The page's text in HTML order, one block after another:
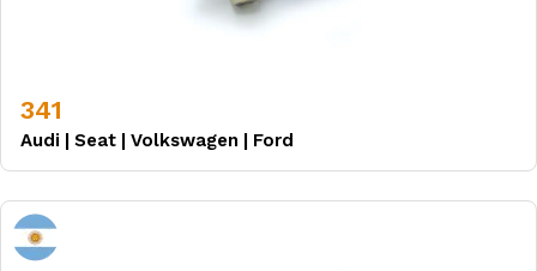
341
Audi | Seat | Volkswagen | Ford